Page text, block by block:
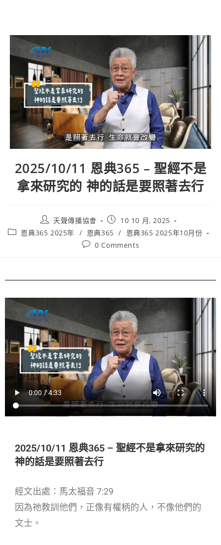
2025/10/11 恩典365 – 聖經不是
拿來研究的 神的話是要照著去行
天聲傳播協會
10 10 月, 2025
恩典365 2025年 / 恩典365 /
恩典365 2025年10月份
0 Comments
2025/10/11 恩典365 – 聖經不是拿來研究的
神的話是要照著去行
經文出處：馬太福音 7:29
因為祂教訓他們，正像有權柄的人，不像他們的
文士。